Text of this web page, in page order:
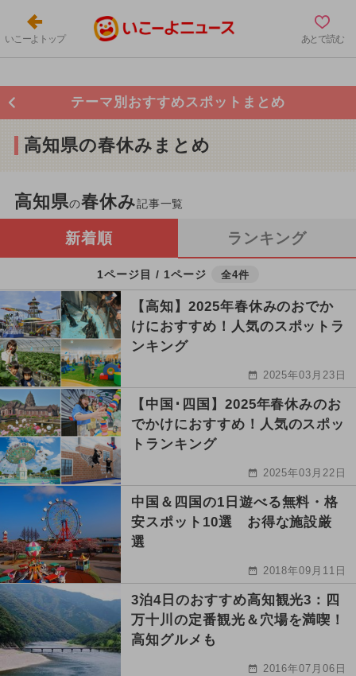
いこーよトップ あとで読む
テーマ別おすすめスポットまとめ
高知県の春休みまとめ
高知県の春休み記事一覧
新着順 ランキング
1ページ目 / 1ページ 全4件
【高知】2025年春休みのおでか
けにおすすめ！人気のスポットラ
ンキング
2025年03月23日
【中国･四国】2025年春休みのお
でかけにおすすめ！人気のスポッ
トランキング
2025年03月22日
中国＆四国の1日遊べる無料・格
安スポット10選 お得な施設厳
選
2018年09月11日
3泊4日のおすすめ高知観光3：四
万十川の定番観光＆穴場を満喫！
高知グルメも
2016年07月06日